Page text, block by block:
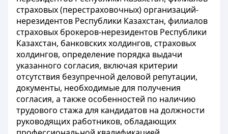
страховых (перестраховочных) организаций-
нерезидентов Республики Казахстан, филиалов
страховых брокеров-нерезидентов Республики
Казахстан, банковских холдингов, страховых
холдингов, определение порядка выдачи
указанного согласия, включая критерии
отсутствия безупречной деловой репутации,
документы, необходимые для получения
согласия, а также особенностей по наличию
трудового стажа для кандидатов на должности
руководящих работников, обладающих